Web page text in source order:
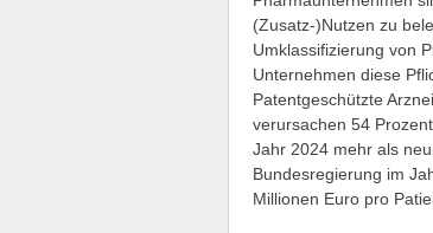
(Zusatz-)Nutzen zu
Umklassifizierung von
Unternehmen diese
Patentgeschützte
verursachen 54
Jahr 2024 mehr als
Bundesregierung im
Millionen Euro pro